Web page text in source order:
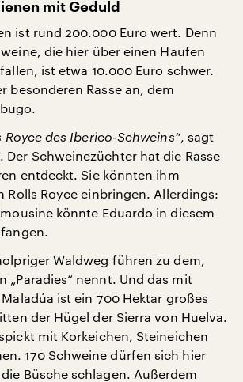
mit Geduld
ist rund 200.000 Euro wert. Denn
die hier über einen Haufen
ist etwa 10.000 Euro schwer.
besonderen Rasse an, dem
Royce des Iberico-Schweins“, sagt
Der Schweinezüchter hat die Rasse
entdeckt. Sie könnten ihm
Rolls Royce einbringen. Allerdings:
könnte Eduardo in diesem
Waldweg führen zu dem,
„Paradies“ nennt. Und das mit
ist ein 700 Hektar großes
der Hügel der Sierra von Huelva.
mit Korkeichen, Steineichen
170 Schweine dürfen sich hier
Büsche schlagen. Außerdem